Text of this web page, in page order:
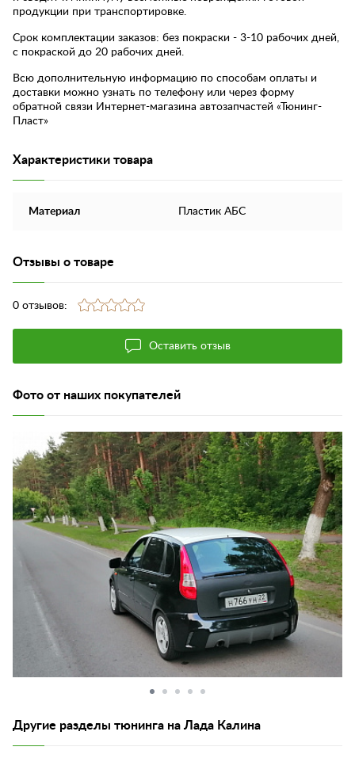
продукции при транспортировке.
Срок комплектации заказов: без покраски - 3-10 рабочих дней,
с покраской до 20 рабочих дней.
Всю дополнительную информацию по способам оплаты и
доставки можно узнать по телефону или через форму
обратной связи Интернет-магазина автозапчастей «Тюнинг-
Пласт»
Характеристики товара
Материал Пластик АБС
Отзывы о товаре
0 отзывов:
Оставить отзыв
Фото от наших покупателей
Другие разделы тюнинга на Лада Калина